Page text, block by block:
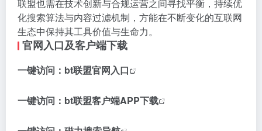
联盟也需在技术创新与合规运营之间寻找平衡，持续优
化搜索算法与内容过滤机制，方能在不断变化的互联网
生态中保持其工具价值与生命力。
官网入口及客户端下载
一键访问： bt联盟官网入口
一键访问： bt联盟客户端APP下载